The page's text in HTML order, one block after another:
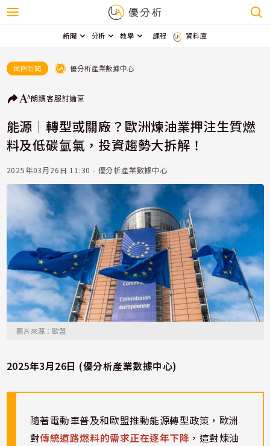
新聞 分析 教學 課程 資料庫
國際新聞 優分析產業數據中心
朗讀客服討論區
能源｜轉型或關廠？歐洲煉油業押注生質燃
料及低碳氫氣，投資趨勢大拆解！
2025年03月26日 11:30 - 優分析產業數據中心
圖片來源：歐盟
2025年3月26日 (優分析產業數據中心)
隨著電動車普及和歐盟推動能源轉型政策，歐洲
對傳統道路燃料的需求正在逐年下降 ，這對煉油